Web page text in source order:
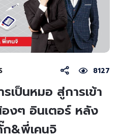
8127
รเป็นหมอ สู่การเข้า
งๆ อินเตอร์ หลัง
&พี่เคนจิ